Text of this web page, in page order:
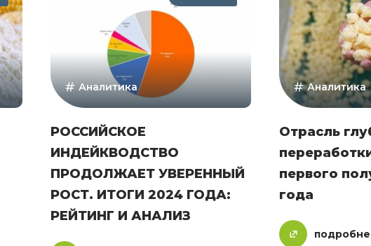
Аналитика
РОССИЙСКОЕ
ИНДЕЙКВОДСТВО
ПРОДОЛЖАЕТ УВЕРЕННЫЙ
РОСТ. ИТОГИ 2024 ГОДА:
РЕЙТИНГ И АНАЛИЗ
Аналитика
Отрасль
первого
года